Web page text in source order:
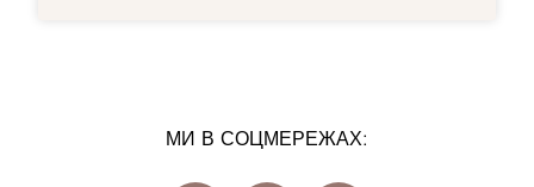
МИ В СОЦМЕРЕЖАХ: